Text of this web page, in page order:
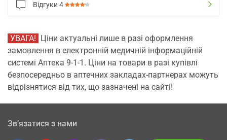
Відгуки 4
УВАГА! Ціни актуальні лише в разі оформлення
замовлення в електронній медичній інформаційній
системі Аптека 9-1-1. Ціни на товари в разі купівлі
безпосередньо в аптечних закладах-партнерах можуть
відрізнятися від тих, що зазначені на сайті!
Зв’язатися з нами